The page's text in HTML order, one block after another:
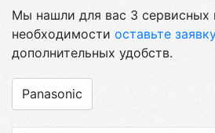
Мы нашли для вас 3 сервисных
необходимости оставьте
дополнительных удобств.
Panasonic